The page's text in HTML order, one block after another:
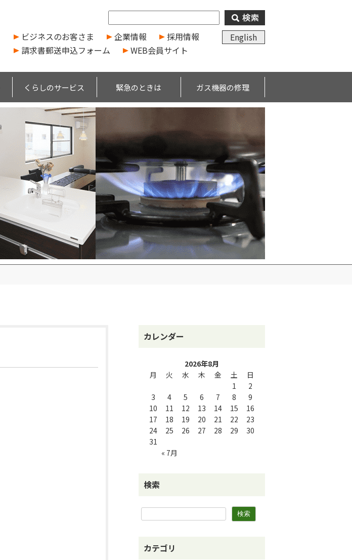
ビジネスのお客さま 企業情報 採用情報
English
請求書郵送申込フォーム
WEB会員サイト
くらしのサービス 緊急のときは ガス機器の修理
カレンダー
2026年8月
月
火 水 木 金 土 日
« 7月
1
2
3
4 5 6 7 8
9
10
11 12 13 14 15
16
17
18 19 20 21 22
23
24
25 26 27 28 29
30
31
検索
カテゴリ